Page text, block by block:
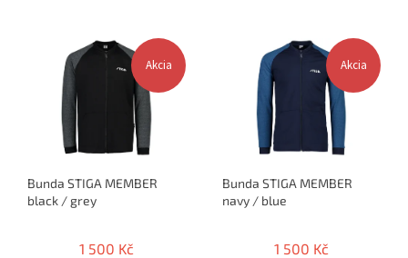
Akcia
Bunda STIGA MEMBER
black / grey
1 500 Kč
Akcia
Bunda STIGA MEMBER
navy / blue
1 500 Kč